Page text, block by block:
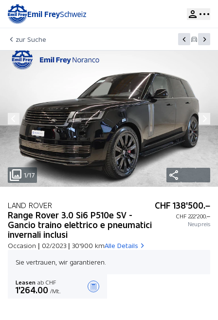
Emil FreySchweiz
zur Suche
1/17
LAND ROVER
Range Rover 3.0 Si6 P510e SV -
Gancio traino elettrico e pneumatici
invernali inclusi
Occasion | 02/2023 | 30'900 kmAlle Details
CHF 138'500.–
CHF 222'200.–
Neupreis
Sie vertrauen, wir garantieren.
Leasen ab CHF
1'264.00 /Mt.